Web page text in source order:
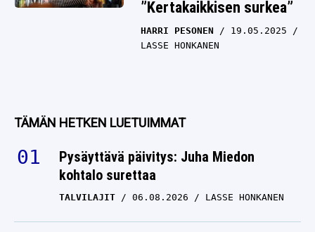
”Kertakaikkisen surkea”
HARRI PESONEN
19.05.2025
LASSE HONKANEN
TÄMÄN HETKEN LUETUIMMAT
Pysäyttävä päivitys: Juha Miedon
kohtalo surettaa
TALVILAJIT 06.08.2026 LASSE HONKANEN